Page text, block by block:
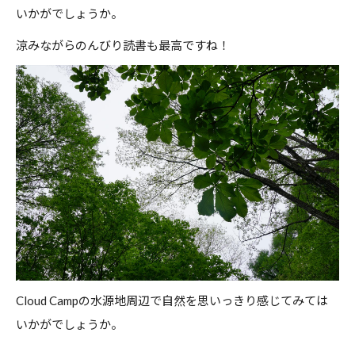
いかがでしょうか。
涼みながらのんびり読書も最高ですね！
Cloud Campの水源地周辺で自然を思いっきり感じてみては
いかがでしょうか。